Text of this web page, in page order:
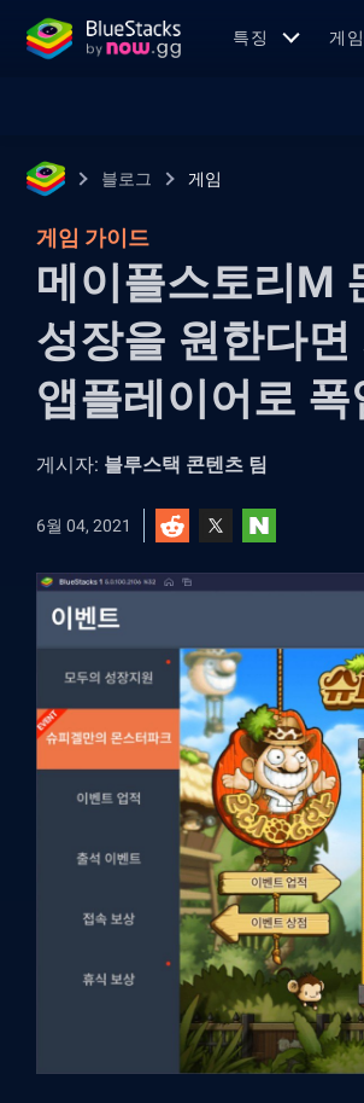
특징 게임
블로그 게임
게임 가이드
메이플스토리M
성장을 원한다
앱플레이어로
게시자: 블루스택 콘텐츠 팀
6월 04, 2021